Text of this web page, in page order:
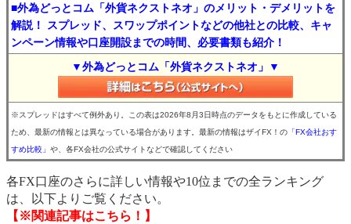
■外為どっとコム「外貨ネクストネオ」のメリット・デメリットを
解説！ スプレッド、スワップポイントなどの他社との比較、キャ
ンペーン情報や口座開設までの時間、必要書類も紹介！
▼外為どっとコム「外貨ネクストネオ」▼
※スプレッドはすべて例外あり。この表は2026年8月3日時点のデータをもとに作成している
ため、最新の情報とは異なっている場合があります。最新の情報はザイFX！の 「FX会社おす
すめ比較」 や、各FX会社の公式サイトなどで確認してください
各FX口座のさらに詳しい情報や10位までの全ランキング
は、以下よりご覧ください。
【※関連記事はこちら！】